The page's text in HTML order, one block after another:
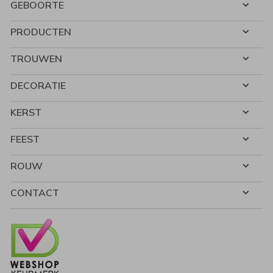
GEBOORTE
PRODUCTEN
TROUWEN
DECORATIE
KERST
FEEST
ROUW
CONTACT